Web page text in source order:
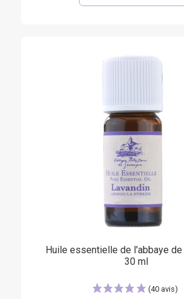
Huile essentielle de l'abbaye de
30 ml